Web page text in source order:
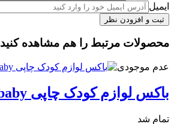
ایمیل
محصولات مرتبط را هم مشاهده کنید
عدم موجودی
باکس لوازم کودک چاپی Bliss baby
تمام شد